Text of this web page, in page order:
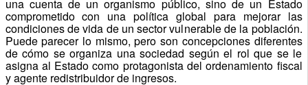
una cuenta de un organismo público, sino de un Estado
comprometido con una política global para mejorar las
condiciones de vida de un sector vulnerable de la población.
Puede parecer lo mismo, pero son concepciones diferentes
de cómo se organiza una sociedad según el rol que se le
asigna al Estado como protagonista del ordenamiento fiscal
y agente redistribuidor de ingresos.